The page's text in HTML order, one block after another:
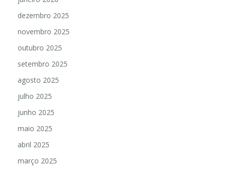
dezembro 2025
novembro 2025
outubro 2025
setembro 2025
agosto 2025
julho 2025
junho 2025
maio 2025
abril 2025
março 2025